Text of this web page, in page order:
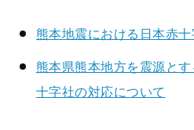
熊本地震における日本赤
熊本県熊本地方を震源と
十字社の対応について